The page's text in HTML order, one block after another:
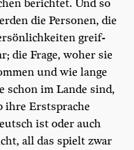
berich­tet. Und so
die Per­so­nen, die
greif­
die Fra­ge, woher sie
und wie lan­ge
schon im Lan­de sind,
ihre Erst­spra­che
ist oder auch
all das spielt zwar